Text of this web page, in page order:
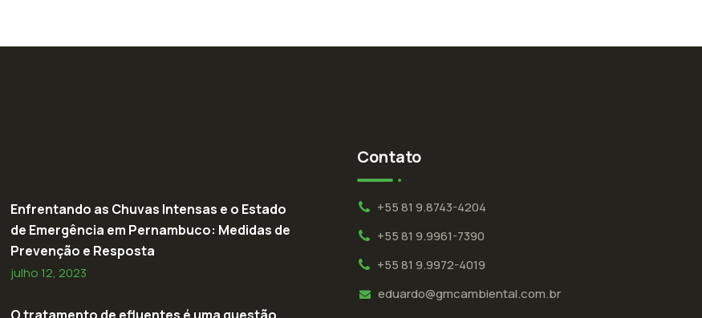
Enfrentando as Chuvas Intensas e o Estado
de Emergência em Pernambuco: Medidas de
Prevenção e Resposta
julho 12, 2023
Contato
+55 81 9.8743-4204
+55 81 9.9961-7390
+55 81 9.9972-4019
eduardo@gmcambiental.com.br